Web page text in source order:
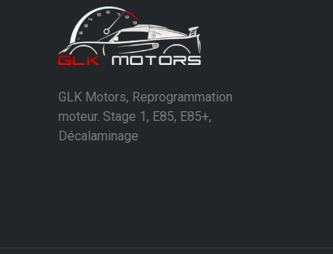
GLK Motors, Reprogrammation
moteur. Stage 1, E85, E85+,
Décalaminage